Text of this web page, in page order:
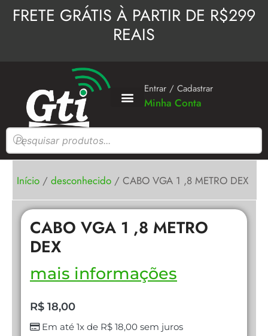
paraFRETE GRÁTIS À PARTIR DE R$299
REAIS
Entrar / Cadastrar
Minha Conta
Pesquisar
produtos
Início / desconhecido / CABO VGA 1 ,8 METRO DEX
CABO VGA 1 ,8 METRO
DEX
mais informações
R$ 18,00
Em até 1x de R$18,00sem juros